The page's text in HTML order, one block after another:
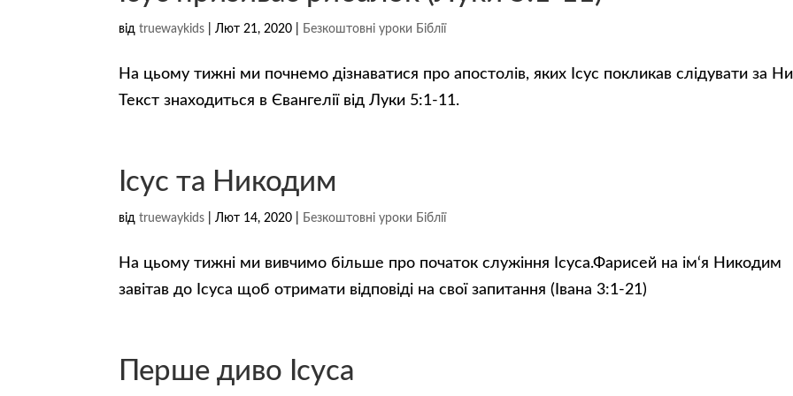
відtruewaykids |Лют 21, 2020 Безкоштовні уроки Біблії
На цьому тижні ми почнемо дізнаватися про апостолів, яких Ісус покликав слідувати за
Текст знаходиться в Євангелії від Луки 5:1-11.
Ісус та Никодим
відtruewaykids |Лют 14, 2020 Безкоштовні уроки Біблії
На цьому тижні ми вивчимо більше про початок служіння Ісуса.Фарисей на ім‘я Никодим
завітав до Ісуса щоб отримати відповіді на свої запитання (Івана 3:1-21)
Перше диво Ісуса